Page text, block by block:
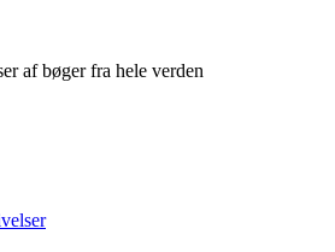
af bøger fra hele verden